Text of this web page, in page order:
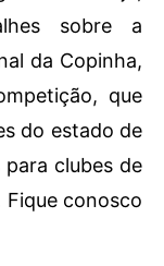
sobre a
da Copinha,
que
do estado de
clubes de
Fique conosco